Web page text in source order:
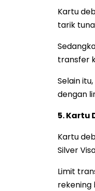
Kartu
tarik
transfer
Selain
dengan
5. Kartu
Kartu
Silver
Limit
rekening